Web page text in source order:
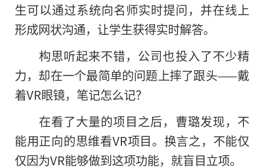
生可以通过系统向名师实时提问，并在线上
形成网状沟通，让学生获得实时解答。
构思听起来不错，公司也投入了不少精
力，却在一个最简单的问题上摔了跟头——戴
着VR眼镜，笔记怎么记？
在看了大量的项目之后，曹璐发现，不
能用正向的思维看VR项目。换言之，不能仅
仅因为VR能够做到这项功能，就盲目立项。